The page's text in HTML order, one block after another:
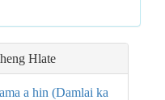
Hlate
a hin (Damlai ka